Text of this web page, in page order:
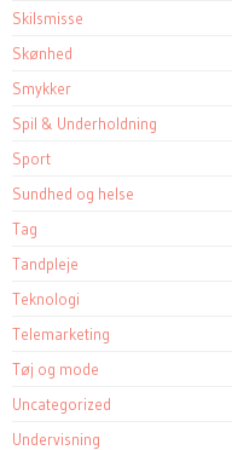
Skilsmisse
Skønhed
Smykker
Spil & Underholdning
Sport
Sundhed og helse
Tag
Tandpleje
Teknologi
Telemarketing
Tøj og mode
Uncategorized
Undervisning